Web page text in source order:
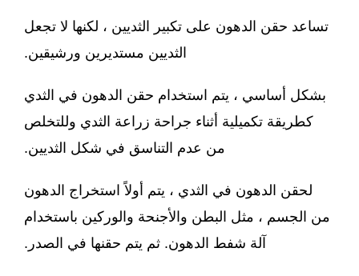
تساعد حقن الدهون على تكبير الثديين ، لكنها لا تجعل
الثديين مستديرين ورشيقين.
بشكل أساسي ، يتم استخدام حقن الدهون في الثدي
كطريقة تكميلية أثناء جراحة زراعة الثدي وللتخلص
من عدم التناسق في شكل الثديين.
لحقن الدهون في الثدي ، يتم أولاً استخراج الدهون
من الجسم ، مثل البطن والأجنحة والوركين باستخدام
آلة شفط الدهون. ثم يتم حقنها في الصدر.